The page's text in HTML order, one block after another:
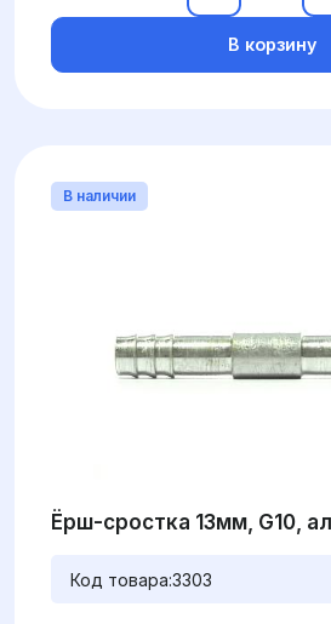
В корзину
В наличии
Ёрш-сростка 13мм, G10,
Код товара:3303